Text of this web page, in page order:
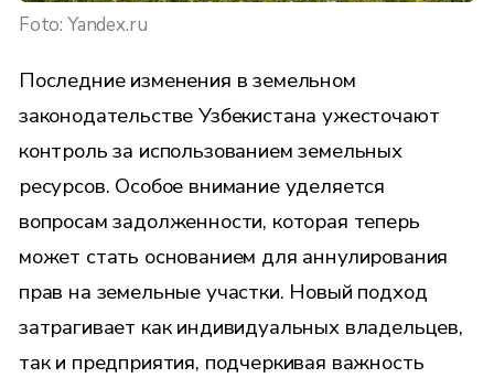
Foto: Yandex.ru
Последние изменения в земельном
законодательстве Узбекистана ужесточают
контроль за использованием земельных
ресурсов. Особое внимание уделяется
вопросам задолженности, которая теперь
может стать основанием для аннулирования
прав на земельные участки. Новый подход
затрагивает как индивидуальных владельцев,
так и предприятия, подчеркивая важность